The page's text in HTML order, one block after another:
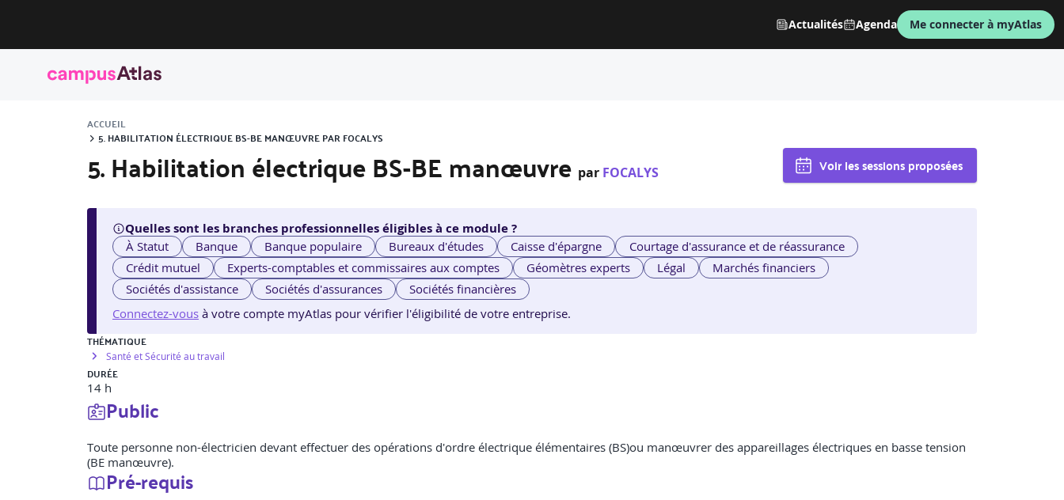
Actualités Agenda Me connecter à myAtlas
ACCUEIL
5. HABILITATION ÉLECTRIQUE BS-BE MANŒUVRE PAR FOCALYS
5. Habilitation électrique BS-BE manœuvre par FOCALYS Voir les sessions proposées
Quelles sont les branches professionnelles éligibles à ce module ?
À Statut Banque Banque populaire Bureaux d'études Caisse d'épargne
Courtage d'assurance et de réassurance
Crédit mutuel
Experts-comptables et commissaires aux comptes Géomètres experts Légal
Marchés financiers
Sociétés d'assistance
Sociétés d'assurances
Sociétés financières
Connectez-vous à votre compte myAtlas pour vérifier l'éligibilité de votre entreprise.
THÉMATIQUE
Santé et Sécurité au travail
DURÉE
14 h
Public
Toute personne non-électricien devant effectuer des opérations d'ordre électrique élémentaires (BS)ou manœuvrer des appareillages électriques en basse tension
(BE manœuvre).
Pré-requis